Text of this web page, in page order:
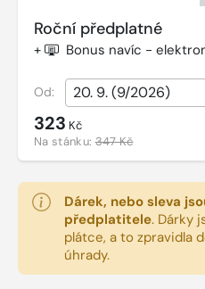
Roční předplatné
+ Bonus navíc -
Od:
323 Kč
Na stánku:347 Kč
Dárek, nebo sleva
předplatitele. Dárky
plátce, a to zpravidla
úhrady.